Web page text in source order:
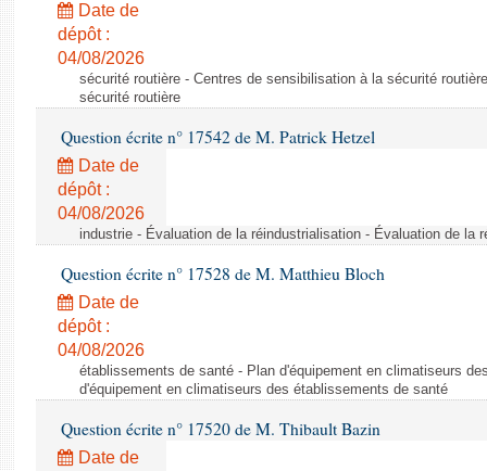
Date de
dépôt :
04/08/2026
sécurité routière - Centres de sensibilisation à la sécurité
sécurité routière
Question écrite n° 17542 de M. Patrick Hetzel
Date de
dépôt :
04/08/2026
industrie - Évaluation de la réindustrialisation - Évaluation de la
Question écrite n° 17528 de M. Matthieu Bloch
Date de
dépôt :
04/08/2026
établissements de santé - Plan d'équipement en climatiseurs
d'équipement en climatiseurs des établissements de santé
Question écrite n° 17520 de M. Thibault Bazin
Date de